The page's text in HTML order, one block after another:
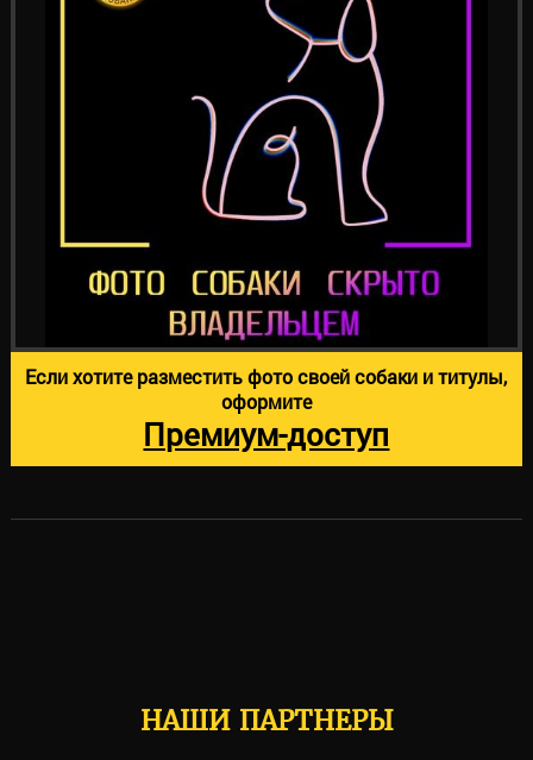
Если хотите разместить фото своей собаки и титулы,
оформите
Премиум-доступ
НАШИ ПАРТНЕРЫ